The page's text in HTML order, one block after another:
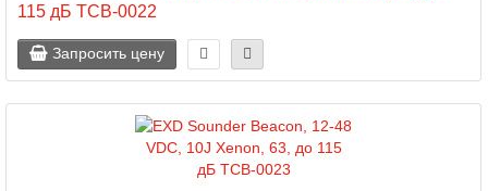
115 дБ TCB-0022
Запросить цену